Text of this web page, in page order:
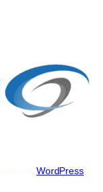
WordPress